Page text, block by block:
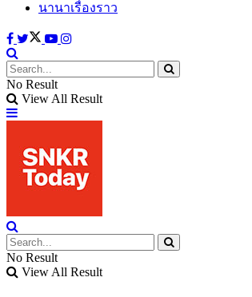
นานาเรื่องราว
No Result
View All Result
No Result
View All Result